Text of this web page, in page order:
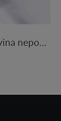
Krémová teplákovina nepočesaná 250 g